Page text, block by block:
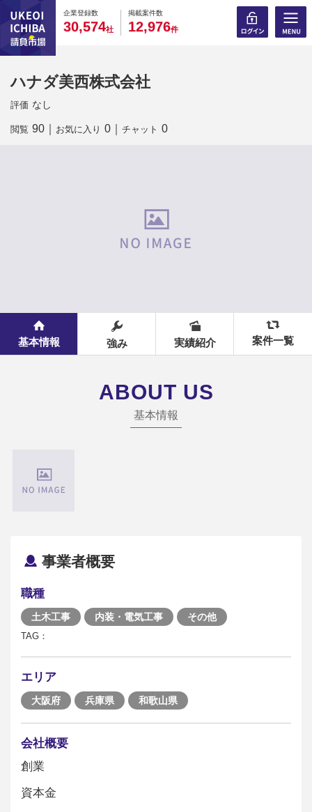
企業登録数
0
3
0
0,
0
5
0
74社
掲載案件数
0
1
0
2,
0
9
0
76件
ハナダ美西株式会社
評価 なし
閲覧 90 お気に入り 0 チャット 0
基本情報 強み 実績紹介 案件一覧
ABOUT US
基本情報
事業者概要
職種
土木工事 内装・電気工事 その他
TAG：
エリア
大阪府 兵庫県 和歌山県
会社概要
創業
資本金